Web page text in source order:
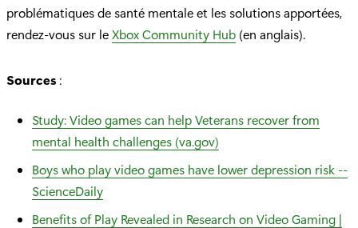
problématiques de santé mentale et les solutions apportées,
rendez-vous sur leXbox Community Hub (en anglais).
Sources :
Study: Video games can help Veterans recover from
mental health challenges (va.gov)
Boys who play video games have lower depression risk --
ScienceDaily
Benefits of Play Revealed in Research on Video Gaming |